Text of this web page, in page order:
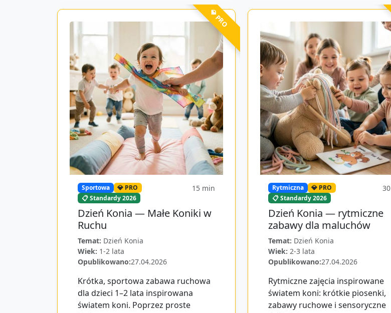
💎 PRO
Sportowa
💎 PRO
📋 Standardy 2026
15 min
Dzień Konia — Małe Koniki w
Ruchu
Temat: Dzień Konia
Wiek: 1-2 lata
Opublikowano:27.04.2026
Krótka, sportowa zabawa ruchowa
dla dzieci 1–2 lata inspirowana
światem koni. Poprzez proste
Rytmiczna
💎 PRO
📋 Standardy 2026
30
Dzień Konia — rytmiczne
zabawy dla maluchów
Temat: Dzień Konia
Wiek: 2-3 lata
Opublikowano:27.04.2026
Rytmiczne zajęcia inspirowane
światem koni: krótkie piosenki,
zabawy ruchowe i sensoryczne